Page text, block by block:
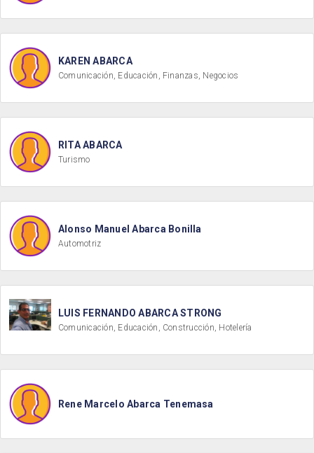
KAREN ABARCA
Comunicación, Educación, Finanzas, Negocios
RITA ABARCA
Turismo
Alonso Manuel Abarca Bonilla
Automotriz
LUIS FERNANDO ABARCA STRONG
Comunicación, Educación, Construcción, Hotelería
Rene Marcelo Abarca Tenemasa